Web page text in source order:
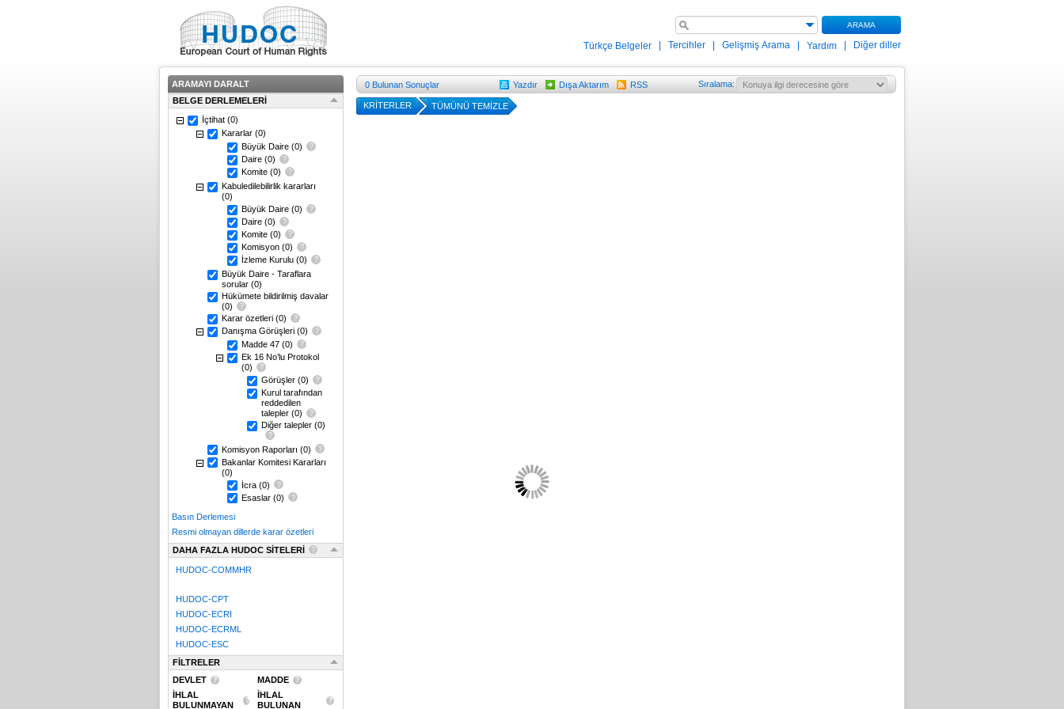
ARAMA
Türkçe Belgeler Tercihler Gelişmiş Arama Yardım Diğer diller
ARAMAYI DARALT
BELGE DERLEMELERİ
İçtihat (0)
Kararlar (0)
Büyük Daire (0)
Daire (0)
Komite (0)
Kabuledilebilirlik kararları
(0)
Büyük Daire (0)
Daire (0)
Komite (0)
Komisyon (0)
İzleme Kurulu (0)
Büyük Daire - Taraflara
sorular (0)
Hükümete bildirilmiş davalar
(0)
Karar özetleri (0)
Danışma Görüşleri (0)
Madde 47 (0)
Ek 16 No’lu Protokol
(0)
Görüşler (0)
Kurul tarafından
reddedilen
talepler (0)
Diğer talepler (0)
Komisyon Raporları (0)
Bakanlar Komitesi Kararları
(0)
İcra (0)
Esaslar (0)
Basın Derlemesi
Resmi olmayan dillerde karar özetleri
DAHA FAZLA HUDOC SİTELERİ
HUDOC-COMMHR
HUDOC-CPT
HUDOC-ECRI
HUDOC-ECRML
HUDOC-ESC
FİLTRELER
DEVLET
MADDE
İHLAL
BULUNMAYAN
İHLAL
BULUNAN
0 Bulunan Sonuçlar Yazdır Dışa Aktarım RSS Sıralama:
KRİTERLER TÜMÜNÜ TEMİZLE